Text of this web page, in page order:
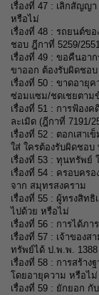
เรื่องที่ 47 : เลิกสัญญา
หรือไม่
เรื่องที่ 48 : รถยนต์ขอ
ชอบ ฎีกาที่ 5259/
เรื่องที่ 49 : ขอคืนอาก
ขาออก ต้องรับผิดชอบ
เรื่องที่ 50 : ขาดอายุค
ซ่อมแซม/ชดเชยตาม
เรื่องที่ 51 : การฟ้องค
ละเมิด (ฎีกาที่ 7191/
เรื่องที่ 52 : ตอกเสาเ
ใส่ ใครต้องรับผิดชอบ
เรื่องที่ 53 : ทุนทรัพย์
เรื่องที่ 54 : ครอบครอ
จาก สมุทรสงคราม
เรื่องที่ 55 : ผู้ทรงสิทธิ
ไปด้วย หรือไม่
เรื่องที่ 56 : การได้ภา
เรื่องที่ 57 : เจ้าของส
ทรัพย์ได้ ป.พ.พ. 1388
เรื่องที่ 58 : การสร้าง
โดยอายุความ หรือไ
เรื่องที่ 59 : ยักยอก กั